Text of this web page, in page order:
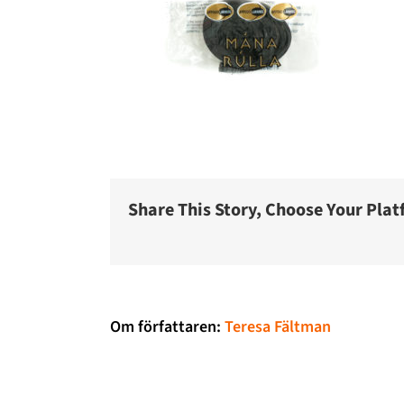
Share This Story, Choose Your
Om författaren: Teresa Fältman